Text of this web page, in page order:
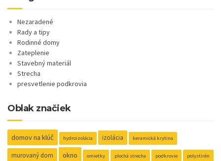
Nezaradené
Rady a tipy
Rodinné domy
Zateplenie
Stavebný materiál
Strecha
presvetlenie podkrovia
Oblak značiek
domov na klúč hydroizolácia izolácia keramická krytina
murovaný dom okno omietky plochá strecha podkrovie polystirén